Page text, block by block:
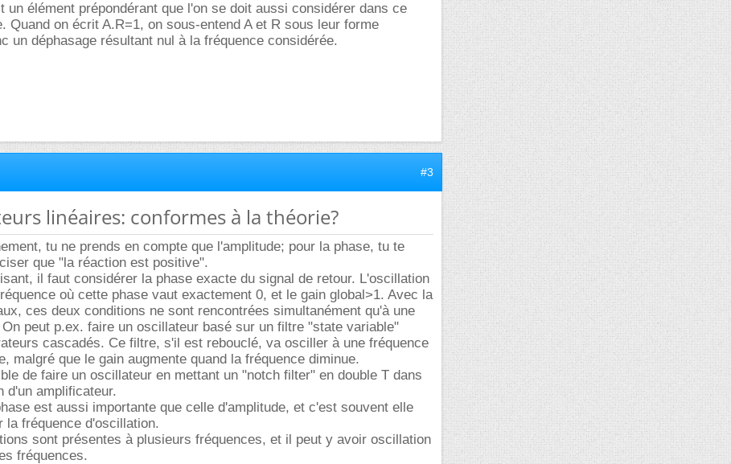
un élément prépondérant que l'on se doit aussi considérer dans ce
Quand on écrit A.R=1, on sous-entend A et R sous leur forme
un déphasage résultant nul à la fréquence considérée.
#3
linéaires: conformes à la théorie?
tu ne prends en compte que l'amplitude; pour la phase, tu te
que "la réaction est positive".
il faut considérer la phase exacte du signal de retour. L'oscillation
où cette phase vaut exactement 0, et le gain global>1. Avec la
ces deux conditions ne sont rencontrées simultanément qu'à une
peut p.ex. faire un oscillateur basé sur un filtre "state variable"
cascadés. Ce filtre, s'il est rebouclé, va osciller à une fréquence
malgré que le gain augmente quand la fréquence diminue.
de faire un oscillateur en mettant un "notch filter" en double T dans
d'un amplificateur.
est aussi importante que celle d'amplitude, et c'est souvent elle
la fréquence d'oscillation.
sont présentes à plusieurs fréquences, et il peut y avoir oscillation
fréquences.